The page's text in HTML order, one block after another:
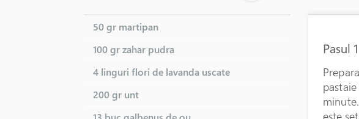
50 gr martipan
100 grzahar pudra
4 linguri flori de lavanda uscate
200 gr unt
Pasul 1
este